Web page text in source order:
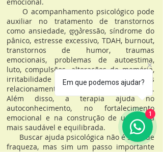
O acompanhamento psicológico pode
auxiliar no tratamento de transtornos
como ansiedade, დეპressão, síndrome do
pânico, estresse excessivo, TDAH, burnout,
transtornos de humor, traumas
emocionais, problemas de autoestima,
luto, compulsões, alterações de memória,
irritabilidade constante e dificuldades nos
relacionamentos pessoais e familiares.
Além disso, a terapia ajuda no
autoconhecimento, no fortalecimento
emocional e na construção de uma vida
mais saudável e equilibrada.
Buscar ajuda psicológica não é sinal de
fraqueza, mas sim um passo importante
Em que podemos ajudar?
1